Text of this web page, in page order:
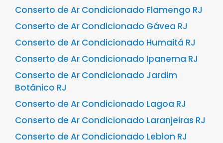
Conserto de Ar Condicionado Flamengo RJ
Conserto de Ar Condicionado Gávea RJ
Conserto de Ar Condicionado Humaitá RJ
Conserto de Ar Condicionado Ipanema RJ
Conserto de Ar Condicionado Jardim
Botânico RJ
Conserto de Ar Condicionado Lagoa RJ
Conserto de Ar Condicionado Laranjeiras RJ
Conserto de Ar Condicionado Leblon RJ